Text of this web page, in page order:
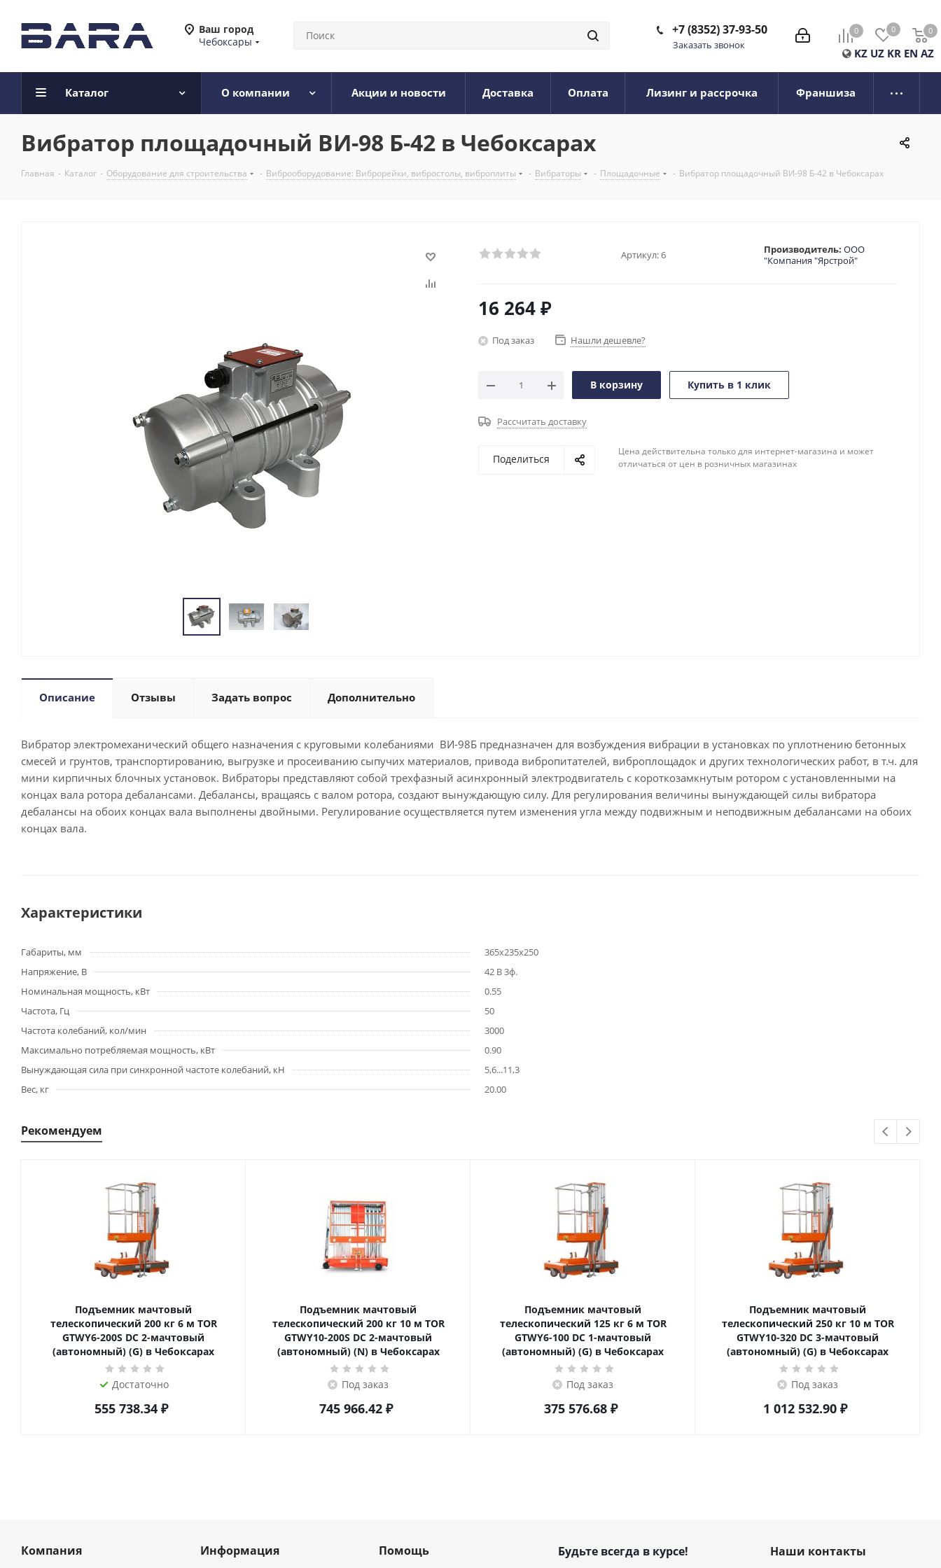
Ваш город
Чебоксары
0 0 0
0
KZ UZ KR EN AZ
+7 (8352) 37-93-50
Заказать звонок
Каталог О компании Акции и новости Доставка Оплата Лизинг и рассрочка Франшиза
Вибратор площадочный ВИ-98 Б-42 в Чебоксарах
Главная - Каталог - Оборудование для строительства - Виброоборудование: Виброрейки, вибростолы, виброплиты - Вибраторы - Площадочные - Вибратор площадочный ВИ-98 Б-42 в Чебоксарах
Артикул:6 Производитель: ООО
"Компания "Ярстрой"
16 264₽
Под заказ Нашли дешевле?
В корзину Купить в 1 клик
Рассчитать доставку
Поделиться
Цена действительна только для интернет-магазина и может
отличаться от цен в розничных магазинах
Описание Отзывы Задать вопрос Дополнительно
Вибратор электромеханический общего назначения с круговыми колебаниями ВИ-98Б предназначен для возбуждения вибрации в установках по уплотнению бетонных
смесей и грунтов, транспортированию, выгрузке и просеиванию сыпучих материалов, привода вибропитателей, виброплощадок и других технологических работ, в т.ч. для
мини кирпичных блочных установок. Вибраторы представляют собой трехфазный асинхронный электродвигатель с короткозамкнутым ротором с установленными на
концах вала ротора дебалансами. Дебалансы, вращаясь с валом ротора, создают вынуждающую силу. Для регулирования величины вынуждающей силы вибратора
дебалансы на обоих концах вала выполнены двойными. Регулирование осуществляется путем изменения угла между подвижным и неподвижным дебалансами на обоих
концах вала.
Характеристики
Габариты, мм
365x235x250
Напряжение, В
42 В 3ф.
Номинальная мощность, кВт
0.55
Частота, Гц
50
Частота колебаний, кол/мин
3000
Максимально потребляемая мощность, кВт
0.90
Вынуждающая сила при синхронной частоте колебаний, кН
5,6...11,3
Вес, кг
20.00
Рекомендуем
Подъемник мачтовый
телескопический 200 кг 6 м TOR
GTWY6-200S DC 2-мачтовый
(автономный) (G) в Чебоксарах
Достаточно
555 738.34₽
Подъемник мачтовый
телескопический 200 кг 10 м TOR
GTWY10-200S DC 2-мачтовый
(автономный) (N) в Чебоксарах
Под заказ
745 966.42₽
Подъемник мачтовый
телескопический 125 кг 6 м TOR
GTWY6-100 DC 1-мачтовый
(автономный) (G) в Чебоксарах
Под заказ
375 576.68₽
Подъемник мачтовый
телескопический 250 кг 10 м TOR
GTWY10-320 DC 3-мачтовый
(автономный) (G) в Чебоксарах
Под заказ
1 012 532.90 ₽
Компания Информация Помощь Будьте всегда в курсе! Наши контакты